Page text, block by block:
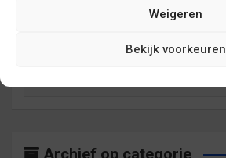
Weigeren
Bekijk voorkeuren
Archief op maand